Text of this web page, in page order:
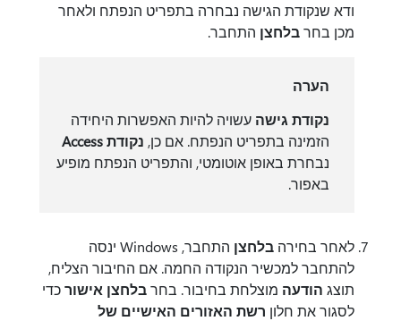
ודא שנקודת הגישה נבחרה בתפריט הנפתח ולאחר
מכן בחרבלחצן התחבר.
הערה
נקודת גישה עשויה להיות האפשרות היחידה
הזמינה בתפריט הנפתח. אם כן, נקודת Access
נבחרת באופן אוטומטי, והתפריט הנפתח מופיע
באפור.
לאחר בחירה בלחצן
התחבר, Windows ינסה
להתחבר למכשיר הנקודה החמה. אם החיבור הצליח,
תוצג הודעה מוצלחת בחיבור. בחרבלחצן אישורכדי
לסגור את חלון רשת האזורים האישיים של